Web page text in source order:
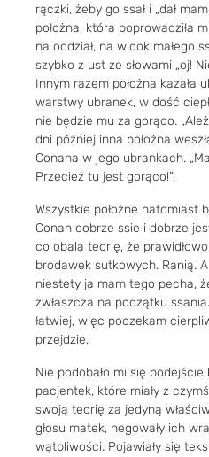
rączki, żeby go ssał i „dał
położna, która poprowadziła
na oddział, na widok małego
szybko z ust ze słowami „oj!
Innym razem położna kazała
warstwy ubranek, w dość
nie będzie mu za gorąco.
dni później inna położna
Conana w jego ubrankach.
Przecież tu jest gorąco!”.
Wszystkie położne natomiast
Conan dobrze ssie i dobrze
co obala teorię, że
brodawek sutkowych. Ranią.
niestety ja mam tego pecha,
zwłaszcza na początku
łatwiej, więc poczekam
przejdzie.
Nie podobało mi się podejście
pacjentek, które miały z
swoją teorię za jedyną
głosu matek, negowały ich
wątpliwości. Pojawiały się